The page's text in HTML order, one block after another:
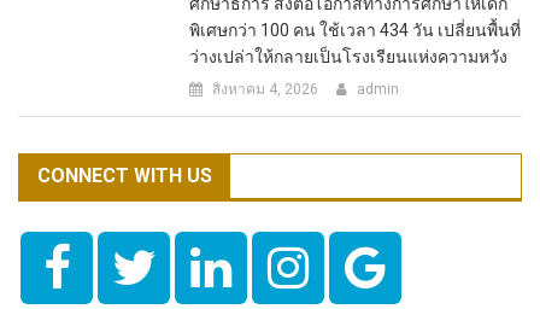
พิเศษกว่า 100 คน ใช้เวลา 434 วัน เปลี่ยนพื้นที่
ว่างเปล่าให้กลายเป็นโรงเรียนแห่งความหวัง
สิงหาคม 4, 2026 admin
CONNECT WITH US